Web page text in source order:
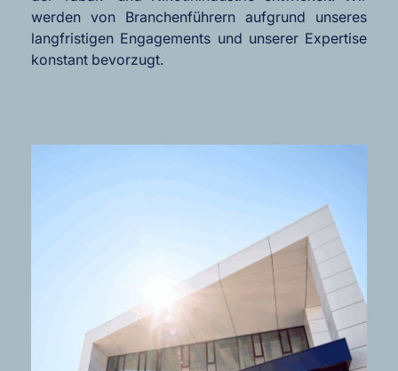
werden von Branchenführern aufgrund unseres
langfristigen Engagements und unserer Expertise
konstant bevorzugt.